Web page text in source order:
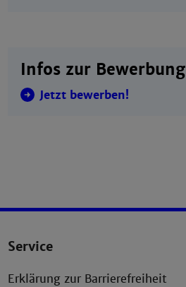
Infos zur Bewerbung
Jetzt bewerben!
Service
Erklärung zur Barrierefreiheit